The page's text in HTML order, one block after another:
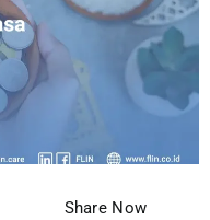
Share Now